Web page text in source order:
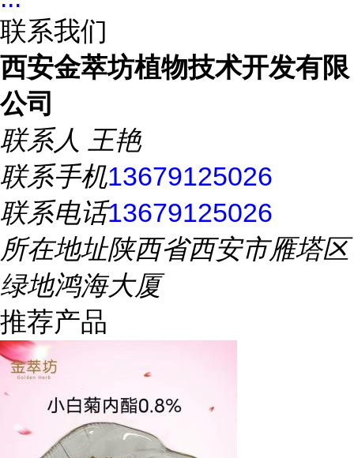
联系我们
西安金萃坊植物技术开发有限
公司
联系人 王艳
联系手机13679125026
联系电话13679125026
所在地址陕西省西安市雁塔区
绿地鸿海大厦
推荐产品